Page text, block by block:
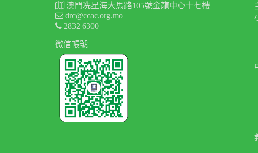
澳門冼星海大馬路105號金龍中心十七樓
drc@ccac.org.mo
2832 6300
微信帳號